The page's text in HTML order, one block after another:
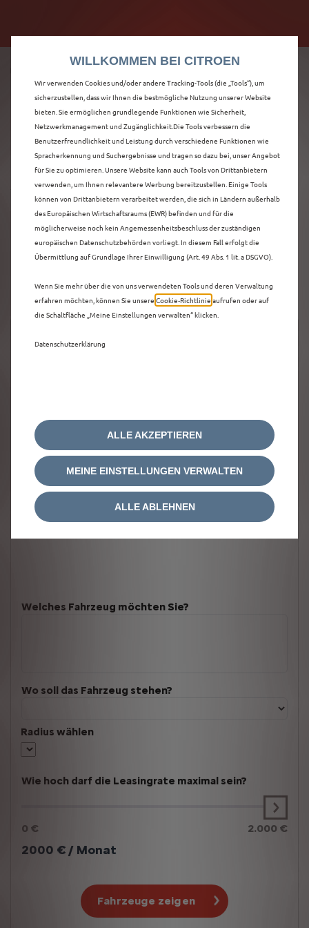
ENTDECKEN SIE ALLE
Ë-C3 AIRCROSS
VORFÜHRWAGEN MIT
ELEKTRO ANTRIEB IN
KEMPTEN (ALLGÄU)
Welches Fahrzeug möchten Sie?
Wo soll das Fahrzeug stehen?
Radius wählen
Wie hoch darf die Leasingrate maximal sein?
0 € 2.000 €
2000 € / Monat
Fahrzeuge zeigen
WILLKOMMEN BEI CITROEN
Wir verwenden Cookies und/oder andere Tracking-Tools (die „Tools“), um
sicherzustellen, dass wir Ihnen die bestmögliche Nutzung unserer Website
bieten. Sie ermöglichen grundlegende Funktionen wie Sicherheit,
Netzwerkmanagement und Zugänglichkeit.Die Tools verbessern die
Benutzerfreundlichkeit und Leistung durch verschiedene Funktionen wie
Spracherkennung und Suchergebnisse und tragen so dazu bei, unser Angebot
für Sie zu optimieren. Unsere Website kann auch Tools von Drittanbietern
verwenden, um Ihnen relevantere Werbung bereitzustellen. Einige Tools
können von Drittanbietern verarbeitet werden, die sich in Ländern außerhalb
des Europäischen Wirtschaftsraums (EWR) befinden und für die
möglicherweise noch kein Angemessenheitsbeschluss der zuständigen
europäischen Datenschutzbehörden vorliegt. In diesem Fall erfolgt die
Übermittlung auf Grundlage Ihrer Einwilligung (Art. 49 Abs. 1 lit. a DSGVO).
Wenn Sie mehr über die von uns verwendeten Tools und deren Verwaltung
erfahren möchten, können Sie unsere Cookie‑Richtlinie aufrufen oder auf
die Schaltfläche „Meine Einstellungen verwalten“ klicken.
Datenschutzerklärung
MEINE EINSTELLUNGEN VERWALTEN
ALLE AKZEPTIEREN
ALLE ABLEHNEN